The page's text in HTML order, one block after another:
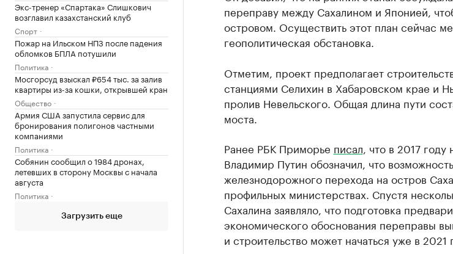
Экс-тренер «Спартака» Слишкович
возглавил казахстанский клуб
Спорт
Пожар на Ильском НПЗ после падения
обломков БПЛА потушили
Политика
Мосгорсуд взыскал ₽654 тыс. за залив
квартиры из-за кошки, открывшей кран
Общество
Армия США запустила сервис для
бронирования полигонов частными
компаниями
Политика
Собянин сообщил о 1984 дронах,
летевших в сторону Москвы с начала
августа
Политика
Загрузить еще
переправу между Сахалином и Японией,
островом. Осуществить этот план сейчас
геополитическая обстановка.
Отметим, проект предполагает
станциями Селихин в Хабаровском крае и
пролив Невельского. Общая длина пути
моста.
Ранее РБК Приморье писал , что в 2017
Владимир Путин обозначил, что
железнодорожного перехода на остров
профильных министерствах. Спустя
Сахалина заявляло, что подготовка
экономического обоснования переправы
и строительство может начаться уже в 2021